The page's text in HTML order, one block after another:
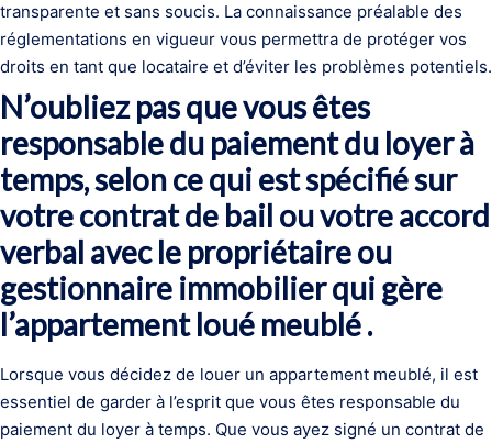
transparente et sans soucis. La connaissance préalable des
réglementations en vigueur vous permettra de protéger vos
droits en tant que locataire et d’éviter les problèmes potentiels.
N’oubliez pas que vous êtes
responsable du paiement du loyer à
temps, selon ce qui est spécifié sur
votre contrat de bail ou votre accord
verbal avec le propriétaire ou
gestionnaire immobilier qui gère
l’appartement loué meublé .
Lorsque vous décidez de louer un appartement meublé, il est
essentiel de garder à l’esprit que vous êtes responsable du
paiement du loyer à temps. Que vous ayez signé un contrat de